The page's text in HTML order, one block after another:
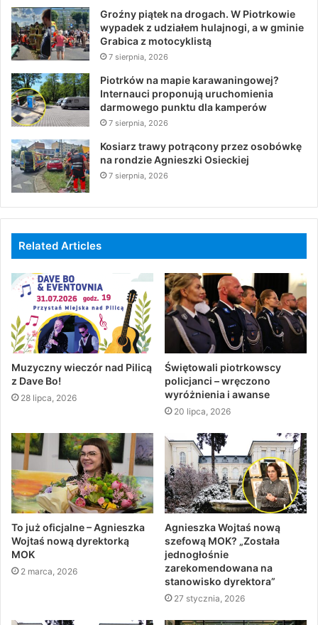
Groźny piątek na drogach. W Piotrkowie
wypadek z udziałem hulajnogi, a w gminie
Grabica z motocyklistą
7 sierpnia, 2026
Piotrków na mapie karawaningowej?
Internauci proponują uruchomienia
darmowego punktu dla kamperów
7 sierpnia, 2026
Kosiarz trawy potrącony przez osobówkę
na rondzie Agnieszki Osieckiej
7 sierpnia, 2026
Related Articles
Muzyczny wieczór nad Pilicą
z Dave Bo!
28 lipca, 2026
Świętowali piotrkowscy
policjanci – wręczono
wyróżnienia i awanse
20 lipca, 2026
To już oficjalne – Agnieszka
Wojtaś nową dyrektorką
MOK
2 marca, 2026
Agnieszka Wojtaś nową
szefową MOK? „Została
jednogłośnie
zarekomendowana na
stanowisko dyrektora”
27 stycznia, 2026